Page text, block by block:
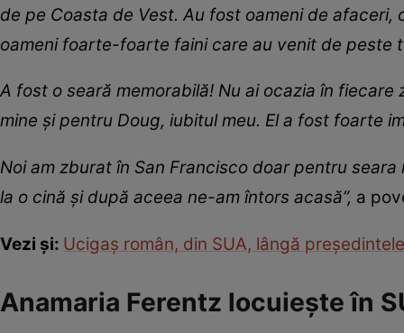
de pe Coasta de Vest. Au fost oameni de
oameni foarte-foarte faini care au venit de peste
A fost o seară memorabilă! Nu ai ocazia în
mine şi pentru Doug, iubitul meu. El a fost foarte
Noi am zburat în San Francisco doar pentru
la o cină şi după aceea ne-am întors acasă”, a
Vezi și: Ucigaș român, din SUA, lângă
Anamaria Ferentz locuiește în